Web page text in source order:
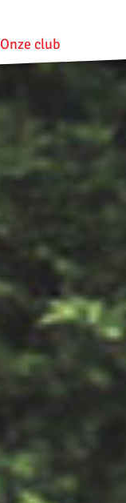
Onze club